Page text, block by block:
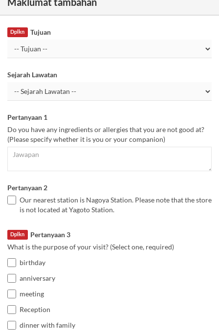
Tujuan
Dplkn
Sejarah Lawatan
Pertanyaan 1
Do you have any ingredients or allergies that you are not good at?
(Please specify whether it is you or your companion)
Pertanyaan 2
Our nearest station is Nagoya Station. Please note that the store
is not located at Yagoto Station.
Pertanyaan 3
Dplkn
What is the purpose of your visit? (Select one, required)
birthday
anniversary
meeting
Reception
dinner with family